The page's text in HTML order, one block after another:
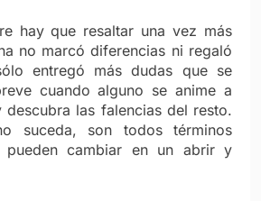
hay que resaltar una vez más
no marcó diferencias ni regaló
entregó más dudas que se
cuando alguno se anime a
las falencias del resto.
suceda, son todos términos
pueden cambiar en un abrir y